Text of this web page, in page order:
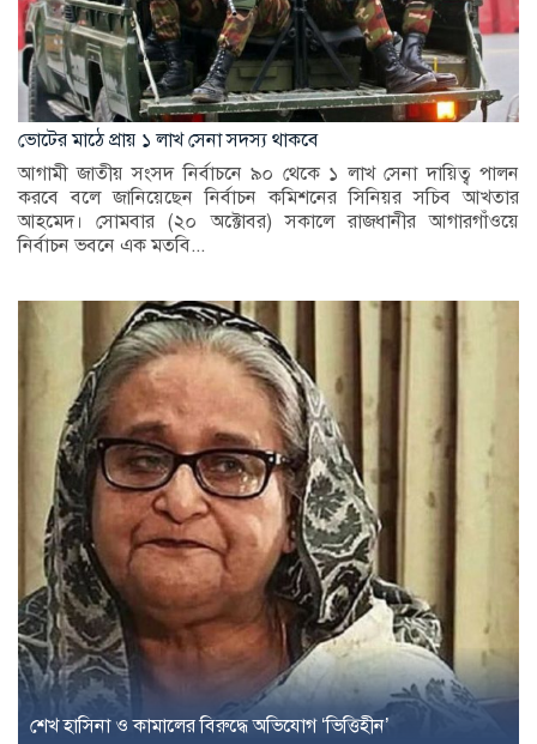
ভোটের মাঠে প্রায় ১ লাখ সেনা সদস্য থাকবে
আগামী জাতীয় সংসদ নির্বাচনে ৯০ থেকে ১ লাখ সেনা দায়িত্ব পালন
করবে বলে জানিয়েছেন নির্বাচন কমিশনের সিনিয়র সচিব আখতার
আহমেদ। সোমবার (২০ অক্টোবর) সকালে রাজধানীর আগারগাঁওয়ে
নির্বাচন ভবনে এক মতবি...
শেখ হাসিনা ও কামালের বিরুদ্ধে অভিযোগ ‘ভিত্তিহীন’